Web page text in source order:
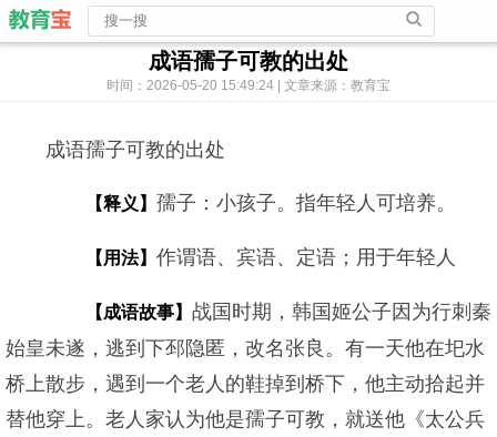
成语孺子可教的出处
时间：2026-05-20 15:49:24 | 文章来源：教育宝
成语孺子可教的出处
【释义】 孺子：小孩子。指年轻人可培养。
【用法】 作谓语、宾语、定语；用于年轻人
【成语故事】 战国时期，韩国姬公子因为行刺秦
始皇未遂，逃到下邳隐匿，改名张良。有一天他在圯水
桥上散步，遇到一个老人的鞋掉到桥下，他主动拾起并
替他穿上。老人家认为他是孺子可教，就送他《太公兵